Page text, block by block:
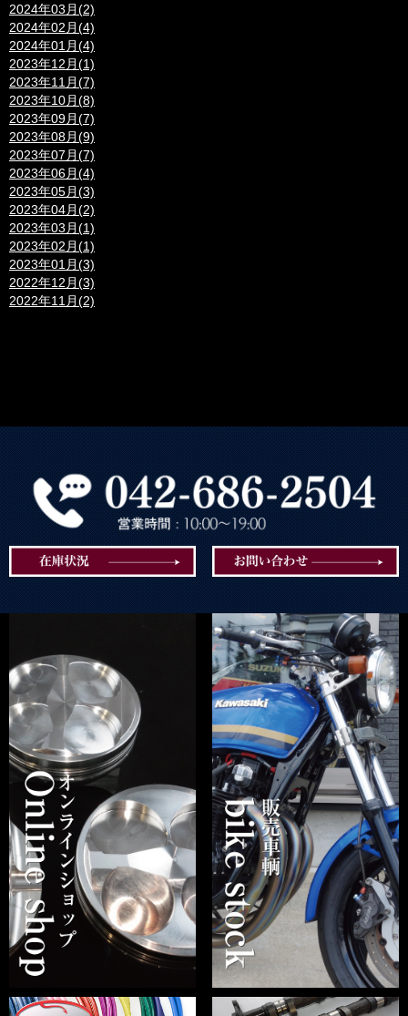
2024年03月(2)
2024年02月(4)
2024年01月(4)
2023年12月(1)
2023年11月(7)
2023年10月(8)
2023年09月(7)
2023年08月(9)
2023年07月(7)
2023年06月(4)
2023年05月(3)
2023年04月(2)
2023年03月(1)
2023年02月(1)
2023年01月(3)
2022年12月(3)
2022年11月(2)